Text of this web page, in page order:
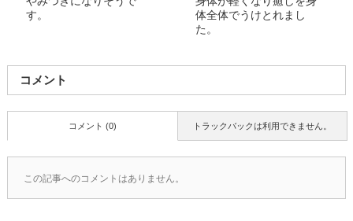
す。
体全体でうけとれまし
た。
コメント
トラックバックは利用できません。
コメント (0)
この記事へのコメントはありません。